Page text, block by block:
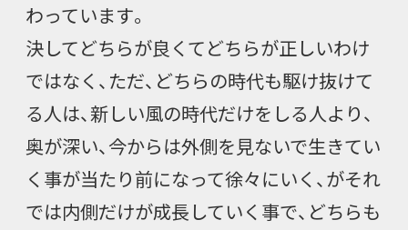
わっています。
決してどちらが良くてどちらが正しいわけ
ではなく、ただ、どちらの時代も駆け抜けて
る人は、新しい風の時代だけをしる人より、
奥が深い、今からは外側を見ないで生きてい
く事が当たり前になって徐々にいく、がそれ
では内側だけが成長していく事で、どちらも